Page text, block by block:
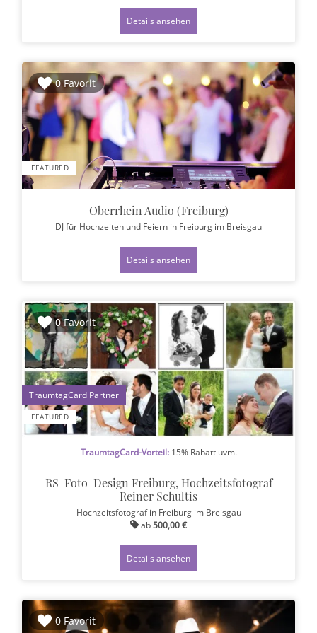
Details ansehen
0 Favorit
FEATURED
Oberrhein Audio (Freiburg)
DJ für Hochzeiten und Feiern in Freiburg im Breisgau
Details ansehen
0 Favorit
FEATURED
1
TraumtagCard-Vorteil:15% Rabatt uvm.
RS-Foto-Design Freiburg, Hochzeitsfotograf
Reiner Schultis
Hochzeitsfotografin Freiburg im Breisgau
ab500,00 €
Details ansehen
0 Favorit